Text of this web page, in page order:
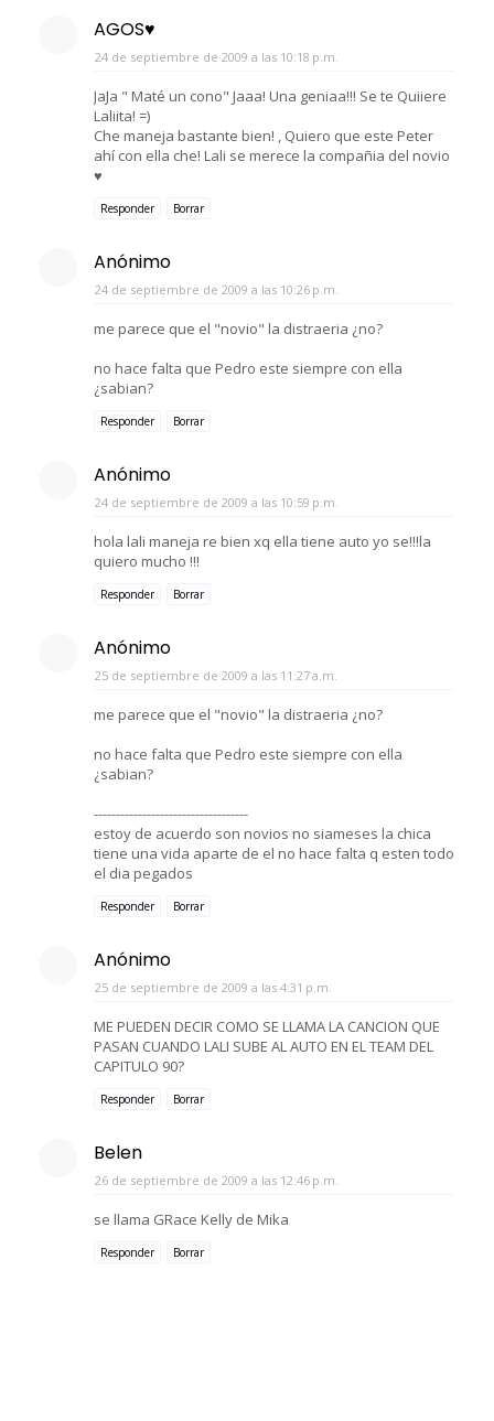
AGOS♥
24 de septiembre de 2009 a las 10:18 p.m.
JaJa " Maté un cono" Jaaa! Una geniaa!!! Se te Quiiere
Laliita! =)
Che maneja bastante bien! , Quiero que este Peter
ahí con ella che! Lali se merece la compañia del novio
♥
Responder Borrar
Anónimo
24 de septiembre de 2009 a las 10:26 p.m.
me parece que el "novio" la distraeria ¿no?
no hace falta que Pedro este siempre con ella
¿sabian?
Responder Borrar
Anónimo
24 de septiembre de 2009 a las 10:59 p.m.
hola lali maneja re bien xq ella tiene auto yo se!!!la
quiero mucho !!!
Responder Borrar
Anónimo
25 de septiembre de 2009 a las 11:27 a.m.
me parece que el "novio" la distraeria ¿no?
no hace falta que Pedro este siempre con ella
¿sabian?
-----------------------------------
estoy de acuerdo son novios no siameses la chica
tiene una vida aparte de el no hace falta q esten todo
el dia pegados
Responder Borrar
Anónimo
25 de septiembre de 2009 a las 4:31 p.m.
ME PUEDEN DECIR COMO SE LLAMA LA CANCION QUE
PASAN CUANDO LALI SUBE AL AUTO EN EL TEAM DEL
CAPITULO 90?
Responder Borrar
Belen
26 de septiembre de 2009 a las 12:46 p.m.
se llama GRace Kelly de Mika
Responder Borrar